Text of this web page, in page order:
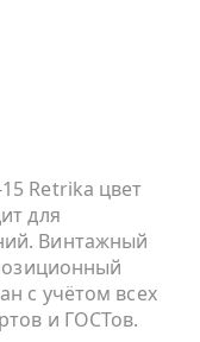
Retrika цвет
для
Винтажный
с учётом всех
и ГОСТов.